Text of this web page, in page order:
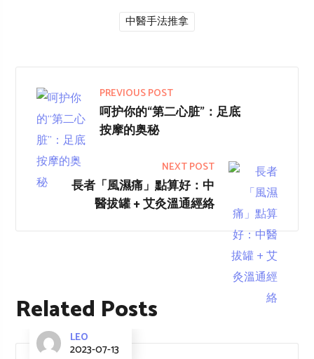
中醫手法推拿
PREVIOUS POST
呵护你的“第二心脏”：足底
按摩的奥秘
NEXT POST
長者「風濕痛」點算好：中
醫拔罐 + 艾灸溫通經絡
Related Posts
LEO
2023-07-13